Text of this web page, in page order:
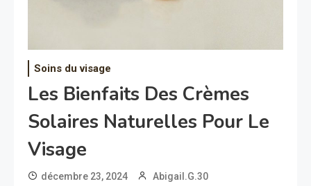
Soins du visage
Les Bienfaits Des Crèmes
Solaires Naturelles Pour Le
Visage
décembre 23, 2024 Abigail.G.30